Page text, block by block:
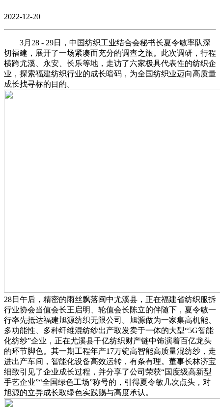
2022-12-20
3月28 - 29日，中国纺织工业结合会秘书长夏令敏率队深
切福建，展开了一场紧凑而充分的调查之旅。此次调研，行程
横跨尤溪、永安、长乐等地，走访了六家极具代表性的纺织企
业，探索福建纺织行业的成长暗码，为全国纺织业迈向高质量
成长找寻标的目的。
28日午后，精密的雨丝飘落闽中尤溪县，正在福建省纺织服拆
行业协会当值会长王启明、轮值会长陈立的伴随下，夏令敏一
行率先抵达福建旭源纺织无限公司。旭源做为一家集高机能、
多功能性、多种纤维混纺纱出产取发卖于一体的大型“5G智能
化纺纱”企业，正在尤溪县千亿纺织财产链中饰演着百亿龙头
的环节脚色。其一期工程年产17万锭高智能高质量混纺纱，走
进出产车间，智能化设备高效运转，有条有理。董事长林济宝
细致引见了企业成长过程，并分享了公司荣获“国度级高新型
手艺企业”“全国绿色工场”称号的，引得夏令敏几次点头，对
旭源的立异成长取绿色实践赐与高度承认。